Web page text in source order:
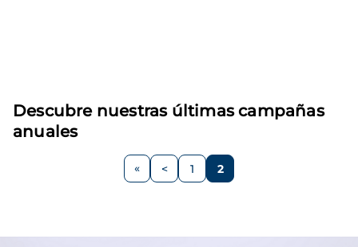
Descubre nuestras últimas campañas
anuales
Página
< Página
1 Página
2